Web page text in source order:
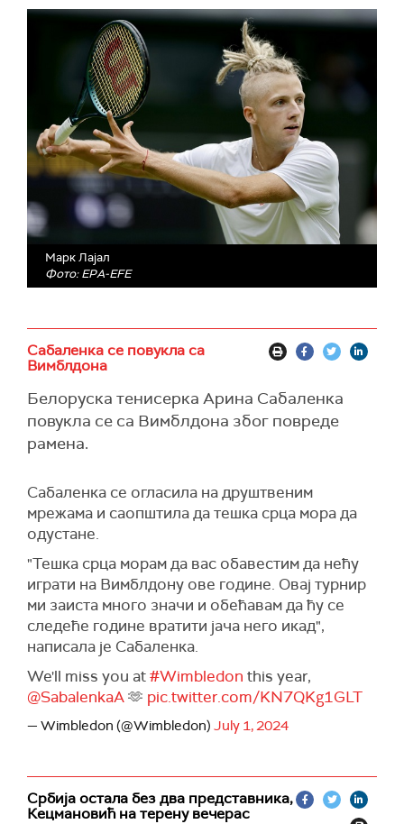
Марк Лајал
Фото: EPA-EFE
Сабаленка се повукла са
Вимблдона
Белоруска тенисерка Арина Сабаленка
повукла се са Вимблдона због повреде
рамена.
Сабаленка се огласила на друштвеним
мрежама и саопштила да тешка срца мора да
одустане.
"Тешка срца морам да вас обавестим да нећу
играти на Вимблдону ове године. Овај турнир
ми заиста много значи и обећавам да ћу се
следеће године вратити јача него икад",
написала је Сабаленка.
We'll miss you at#Wimbledon this year,
@SabalenkaA🫶 pic.twitter.com/KN7QKg1GLT
— Wimbledon (@Wimbledon) July 1, 2024
Србија остала без два представника,
Кецмановић на терену вечерас